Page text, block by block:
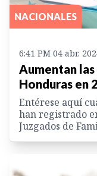
NACIONALES
6:41 PM 04 abr.
Aumentan
Honduras en
Entérese aquí
han registrado
Juzgados de